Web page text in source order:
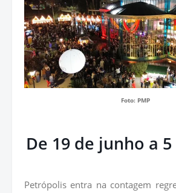
Foto: PMP
De 19 de junho a
Petrópolis entra na contagem